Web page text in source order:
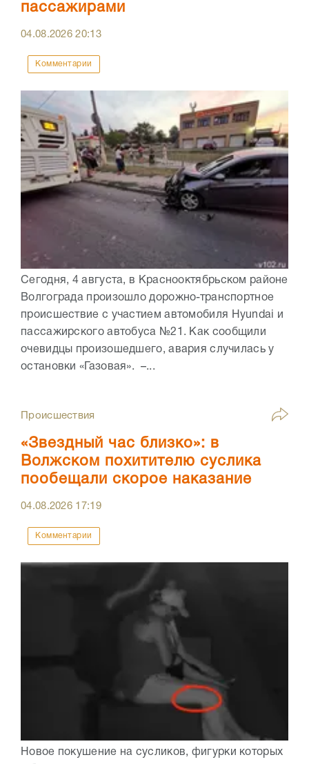
пассажирами
04.08.202620:13
Комментарии
Сегодня, 4 августа, в Краснооктябрьском районе
Волгограда произошло дорожно-транспортное
происшествие с участием автомобиля Hyundai и
пассажирского автобуса №21. Как сообщили
очевидцы произошедшего, авария случилась у
остановки «Газовая». –...
Происшествия
«Звездный час близко»: в
Волжском похитителю суслика
пообещали скорое наказание
04.08.2026 17:19
Комментарии
Новое покушение на сусликов, фигурки которых